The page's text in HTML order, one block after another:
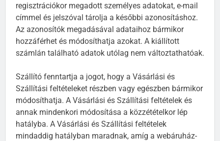
regisztrációkor megadott személyes adatokat, e-mail
címmel és jelszóval tárolja a későbbi azonosításhoz.
Az azonosítók megadásával adataihoz bármikor
hozzáférhet és módosíthatja azokat. A kiállított
számlán található adatok utólag nem változtathatóak.
Szállító fenntartja a jogot, hogy a Vásárlási és
Szállítási feltételeket részben vagy egészben bármikor
módosíthatja. A Vásárlási és Szállítási feltételek és
annak mindenkori módosítása a közzétételkor lép
hatályba. A Vásárlási és Szállítási feltételek
mindaddig hatályban maradnak, amíg a webáruház-